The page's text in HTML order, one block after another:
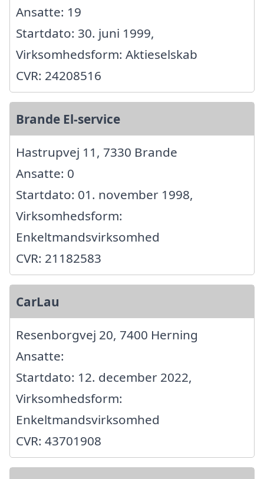
Ansatte: 19
Startdato: 30. juni 1999,
Virksomhedsform: Aktieselskab
CVR: 24208516
Brande El-service
Hastrupvej 11, 7330 Brande
Ansatte: 0
Startdato: 01. november 1998,
Virksomhedsform:
Enkeltmandsvirksomhed
CVR: 21182583
CarLau
Resenborgvej 20, 7400 Herning
Ansatte:
Startdato: 12. december 2022,
Virksomhedsform:
Enkeltmandsvirksomhed
CVR: 43701908